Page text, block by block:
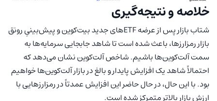
خلاصه و نتیجه‌گیری
شتاب بازار پس از عرضه ETFهای جدید بیت‌کوین و پیش‌بینیِ رونق
بازار رمزارزها، باعث شده است تا شاهد جابجایی سرمایه‌ها به
سمت آلت‌کوین‌ها باشیم. شاخص آلت‌کوین نشان می‌دهد که
احتمالاً شاهد یک افزایش پایدار و بالغ در بازار آلت‌کوین‌ها خواهیم
بود. با این حال، در حال حاضر این افزایش عمدتاً در رمزارزهایی با
ارزش بازار بالاتر متمرکز شده است.